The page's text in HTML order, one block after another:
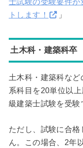
トします！
」
土木科・建築科卒
土木科・建築科な
系科目を20単位以
級建築士試験を受験
ただし、試験に合
ん。この場合、2年